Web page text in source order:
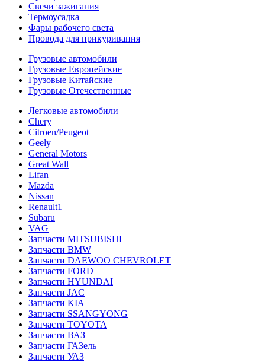
Свечи зажигания
Термоусадка
Фары рабочего света
Провода для прикуривания
Грузовые автомобили
Грузовые Европейские
Грузовые Китайские
Грузовые Отечественные
Легковые автомобили
Chery
Citroen/Peugeot
Geely
General Motors
Great Wall
Lifan
Mazda
Nissan
Renault1
Subaru
VAG
Запчасти MITSUBISHI
Запчасти BMW
Запчасти DAEWOO CHEVROLET
Запчасти FORD
Запчасти HYUNDAI
Запчасти JAC
Запчасти KIA
Запчасти SSANGYONG
Запчасти TOYOTA
Запчасти ВАЗ
Запчасти ГАЗель
Запчасти УАЗ